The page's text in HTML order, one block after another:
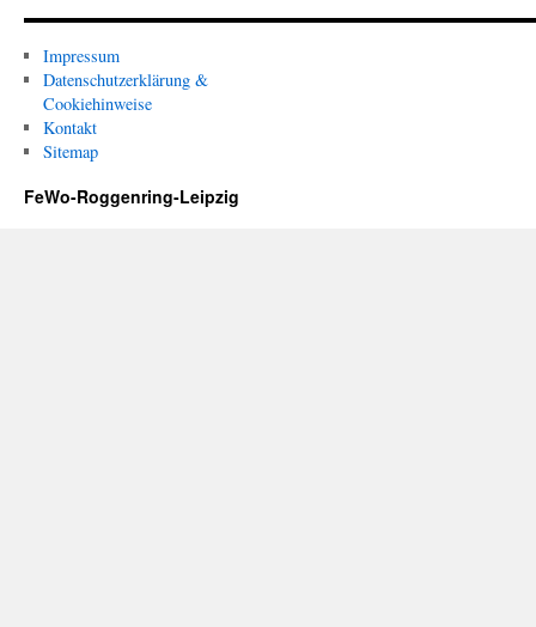
Impressum
Datenschutzerklärung &
Cookiehinweise
Kontakt
Sitemap
FeWo-Roggenring-Leipzig